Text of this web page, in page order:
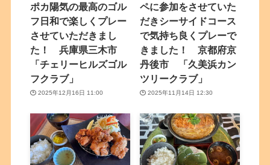
ポカ陽気の最高のゴル
フ日和で楽しくプレー
させていただきまし
た！ 兵庫県三木市
「チェリーヒルズゴル
フクラブ」
2025年12月16日 11:00
ペに参加をさせていた
だきシーサイドコース
で気持ち良くプレーで
きました！ 京都府京
丹後市 「久美浜カン
ツリークラブ」
2025年11月14日 12:30